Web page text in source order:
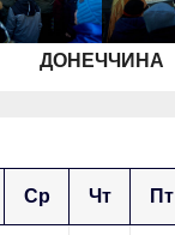
ДОНЕЧЧИНА
Ср Чт Пт